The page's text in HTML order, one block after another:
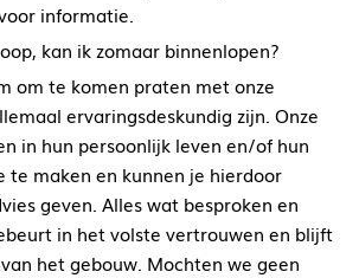
informatie.
kan ik zomaar binnenlopen?
om te komen praten met onze
ervaringsdeskundig zijn. Onze
in hun persoonlijk leven en/of hun
te maken en kunnen je hierdoor
geven. Alles wat besproken en
in het volste vertrouwen en blijft
het gebouw. Mochten we geen